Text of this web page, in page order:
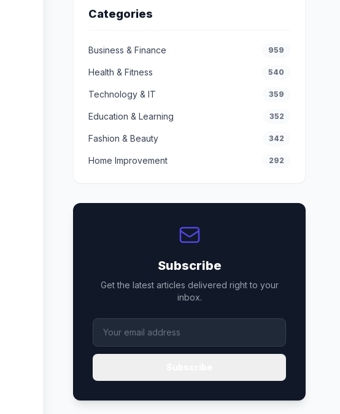
Categories
Business & Finance 959
Health & Fitness 540
Technology & IT 359
Education & Learning 352
Fashion & Beauty 342
Home Improvement 292
Subscribe
Get the latest articles delivered right to your
inbox.